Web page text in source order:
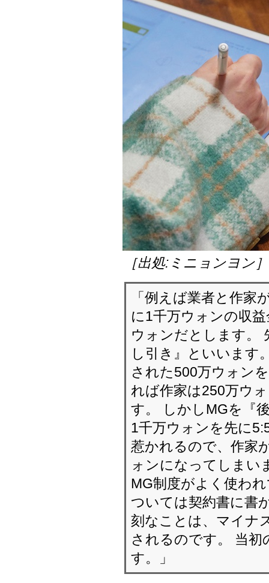
［出処:ミニョンヨン］
「例えば業者と作家
に1千万ウォンの収
ウォンだとします。
し引き』といいます
された500万ウォン
れば作家は250万ウ
す。 しかしMGを『
1千万ウォンを先に
惹かれるので、作家
ォンになってしまい
MG制度がよく使わ
ついては契約書に書
刻なことは、マイナ
されるのです。 当
す。」